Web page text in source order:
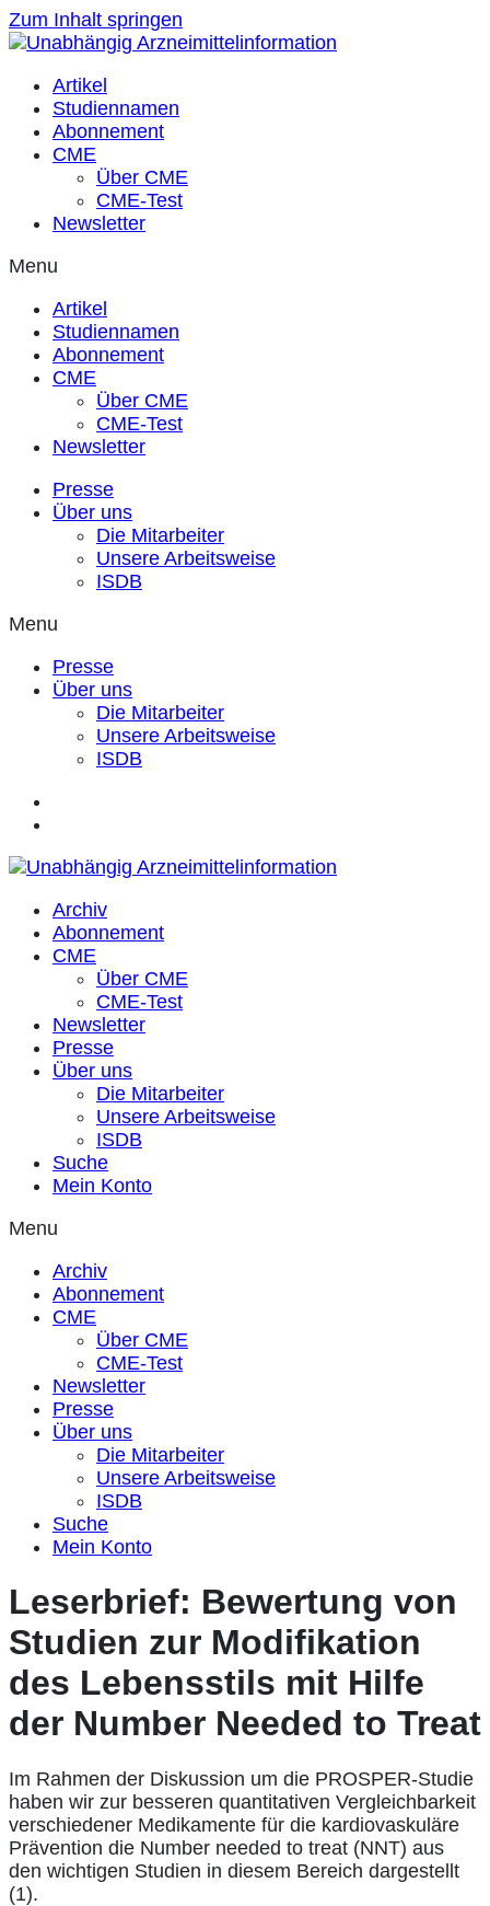
Zum Inhalt springen
Artikel
Studiennamen
Abonnement
CME
Über CME
CME-Test
Newsletter
Menu
Artikel
Studiennamen
Abonnement
CME
Über CME
CME-Test
Newsletter
Presse
Über uns
Die Mitarbeiter
Unsere Arbeitsweise
ISDB
Menu
Presse
Über uns
Die Mitarbeiter
Unsere Arbeitsweise
ISDB
Archiv
Abonnement
CME
Über CME
CME-Test
Newsletter
Presse
Über uns
Die Mitarbeiter
Unsere Arbeitsweise
ISDB
Suche
Mein Konto
Menu
Archiv
Abonnement
CME
Über CME
CME-Test
Newsletter
Presse
Über uns
Die Mitarbeiter
Unsere Arbeitsweise
ISDB
Suche
Mein Konto
Leserbrief: Bewertung von
Studien zur Modifikation
des Lebensstils mit Hilfe
der Number Needed to Treat
Im Rahmen der Diskussion um die PROSPER-Studie
haben wir zur besseren quantitativen Vergleichbarkeit
verschiedener Medikamente für die kardiovaskuläre
Prävention die Number needed to treat (NNT) aus
den wichtigen Studien in diesem Bereich dargestellt
(1).